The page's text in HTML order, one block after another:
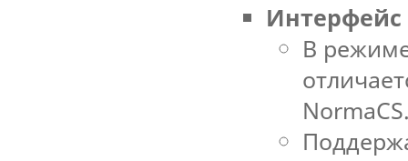
Интерфейс
В